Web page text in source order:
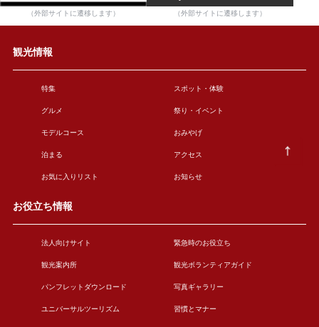
（外部サイトに遷移します） （外部サイトに遷移します）
観光情報
特集 スポット・体験
グルメ 祭り・イベント
モデルコース おみやげ
泊まる アクセス
お気に入りリスト お知らせ
お役立ち情報
法人向けサイト 緊急時のお役立ち
観光案内所 観光ボランティアガイド
パンフレットダウンロード 写真ギャラリー
ユニバーサルツーリズム 習慣とマナー